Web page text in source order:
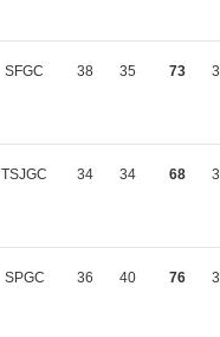
SFGC 38 35 73
TSJGC 34 34 68
SPGC 36 40 76